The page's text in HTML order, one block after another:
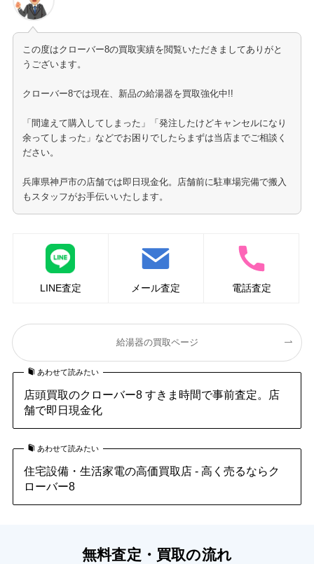
この度はクローバー8の買取実績を閲覧いただきましてありがと
うございます。
クローバー8では現在、新品の給湯器を買取強化中!!
「間違えて購入してしまった」「発注したけどキャンセルになり
余ってしまった」などでお困りでしたらまずは当店までご相談く
ださい。
兵庫県神戸市の店舗では即日現金化。店舗前に駐車場完備で搬入
もスタッフがお手伝いいたします。
LINE査定 メール査定 電話査定
給湯器の買取ページ
あわせて読みたい
店頭買取のクローバー8 すきま時間で事前査定。店
舗で即日現金化
あわせて読みたい
住宅設備・生活家電の高価買取店 - 高く売るならク
ローバー8
無料査定・買取の流れ